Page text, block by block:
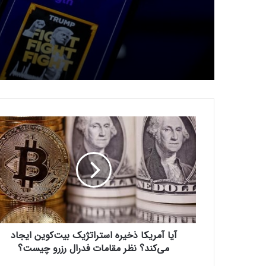
ترامپ برای نجات
دلاری
آ
ی
آ
م
ر
ی
ک
ا
آیا آمریکا ذخیره‌ استراتژیک بیت‌کوین ایجاد
می‌کند؟ نظر مقامات فدرال‌ رزرو چیست؟